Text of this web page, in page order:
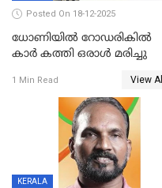
Posted On 18-12-2025
ധോണിയിൽ റോഡരികിൽ
കാർ കത്തി ഒരാൾ മരിച്ചു
1 Min Read View All
KERALA